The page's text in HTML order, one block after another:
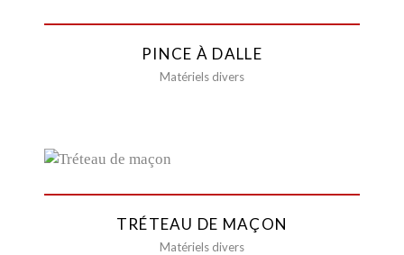
PINCE À DALLE
Matériels divers
TRÉTEAU DE MAÇON
Matériels divers